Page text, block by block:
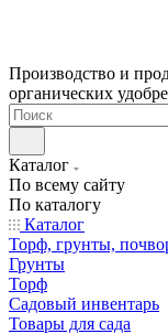
Производство и
органических
Каталог
По всему сайту
По каталогу
Каталог
Торф, грунты,
Грунты
Торф
Садовый инвентарь
Товары для сада